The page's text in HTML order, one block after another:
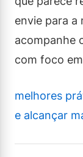
envie para a
acompanhe
com foco
melhores
e alcançar